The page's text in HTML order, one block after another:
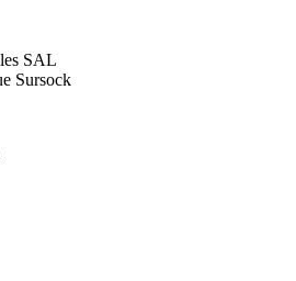
SAL
Sursock